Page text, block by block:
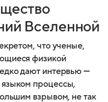
Вселенной
что ученые,
физикой
дают интервью —
языком процессы,
взрывом, не так